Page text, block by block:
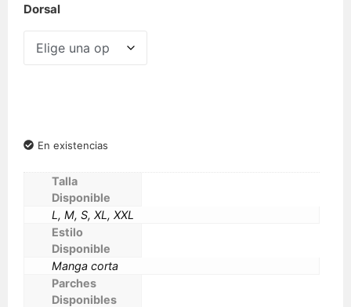
Dorsal
En existencias
Talla
Disponible
L, M, S, XL, XXL
Estilo
Disponible
Manga corta
Parches
Disponibles